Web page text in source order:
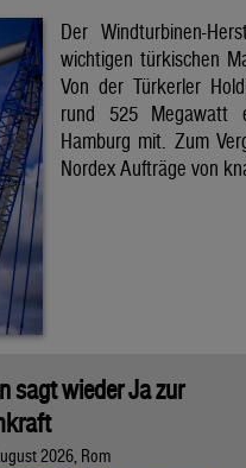
Der Windturbinen-
wichtigen türkischen
Von der Türkerler
rund 525 Megawatt
Hamburg mit. Zum
Nordex Aufträge von
sagt wieder Ja zur
2026, Rom